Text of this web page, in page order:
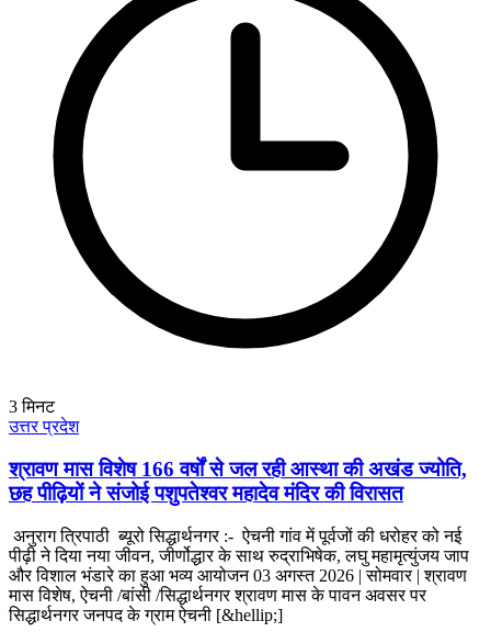
3मिनट
उत्तर प्रदेश
श्रावण मास विशेष 166 वर्षों से जल रही आस्था की अखंड ज्योति,
छह पीढ़ियों ने संजोई पशुपतेश्वर महादेव मंदिर की विरासत
अनुराग त्रिपाठी ब्यूरो सिद्धार्थनगर :- ऐचनी गांव में पूर्वजों की धरोहर को नई
पीढ़ी ने दिया नया जीवन, जीर्णोद्धार के साथ रुद्राभिषेक, लघु महामृत्युंजय जाप
और विशाल भंडारे का हुआ भव्य आयोजन 03 अगस्त 2026 | सोमवार | श्रावण
मास विशेष, ऐचनी /बांसी /सिद्धार्थनगर श्रावण मास के पावन अवसर पर
सिद्धार्थनगर जनपद के ग्राम ऐचनी [&hellip;]